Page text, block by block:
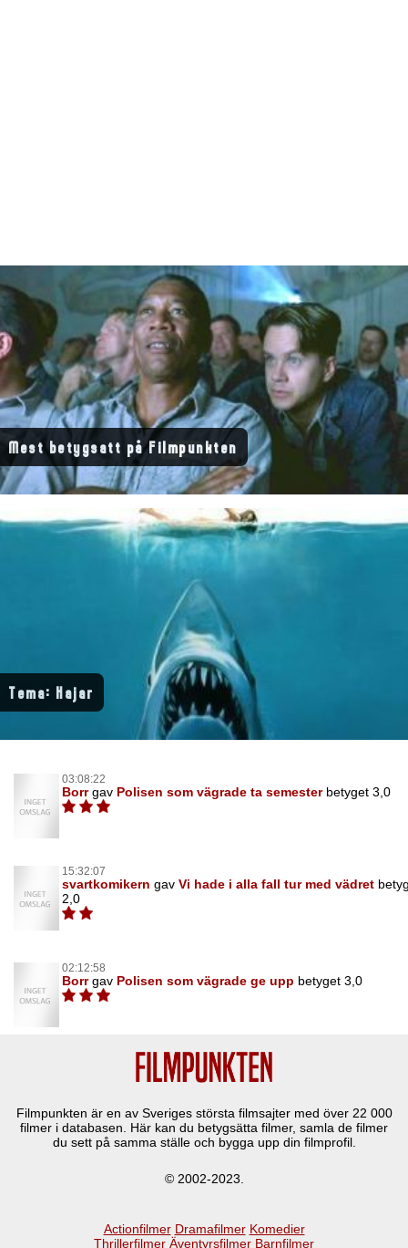
Mest betygsatt på Filmpunkten
Tema: Hajar
03:08:22
Borrgav Polisen som vägrade ta semester betyget 3,0
15:32:07
svartkomikern gav Vi hade i alla fall tur med vädret
2,0
02:12:58
Borrgav Polisen som vägrade ge upp betyget 3,0
Filmpunkten är en av Sveriges största filmsajter med över 22 000
filmer i databasen. Här kan du betygsätta filmer, samla de filmer
du sett på samma ställe och bygga upp din filmprofil.
© 2002-2023.
Actionfilmer Dramafilmer Komedier
Thrillerfilmer Äventyrsfilmer Barnfilmer